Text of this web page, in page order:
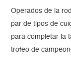
Operados de la
par de tipos de
para completar la
trofeo de